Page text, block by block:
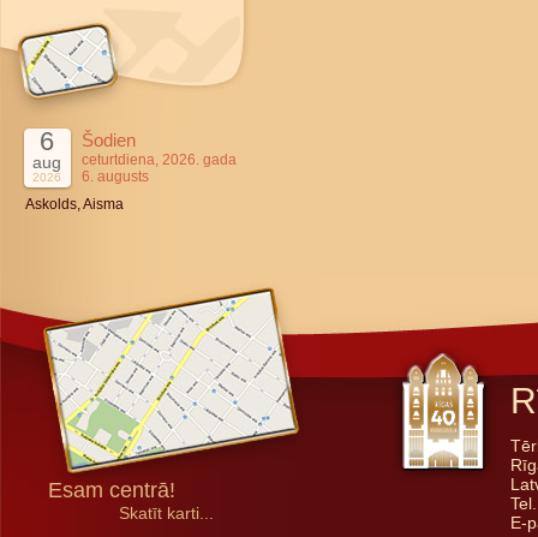
6
aug
2026
Šodien
ceturtdiena, 2026. gada
6. augusts
Askolds, Aisma
Esam centrā!
Skatīt karti...
E-